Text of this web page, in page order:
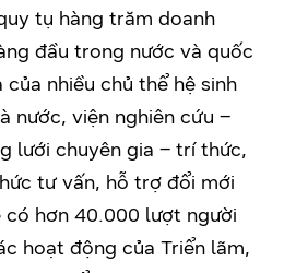
tụ hàng trăm doanh
đầu trong nước và quốc
nhiều chủ thể hệ sinh
nước, viện nghiên cứu –
lưới chuyên gia – trí thức,
tư vấn, hỗ trợ đổi mới
có hơn 40.000 lượt người
hoạt động của Triển lãm,